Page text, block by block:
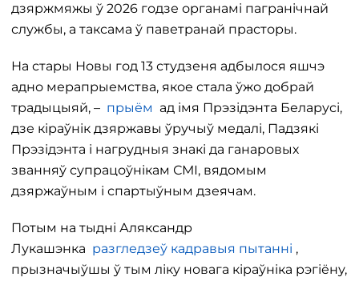
дзяржмяжы ў 2026 годзе органамі пагранічнай
службы, а таксама ў паветранай прасторы.
На стары Новы год 13 студзеня адбылося яшчэ
адно мерапрыемства, якое стала ўжо добрай
традыцыяй, – прыём ад імя Прэзідэнта Беларусі,
дзе кіраўнік дзяржавы ўручыў медалі, Падзякі
Прэзідэнта і нагрудныя знакі да ганаровых
званняў супрацоўнікам СМІ, вядомым
дзяржаўным і спартыўным дзеячам.
Потым на тыдні Аляксандр
Лукашэнка разгледзеў кадравыя пытанні ,
прызначыўшы ў тым ліку новага кіраўніка рэгіёну,